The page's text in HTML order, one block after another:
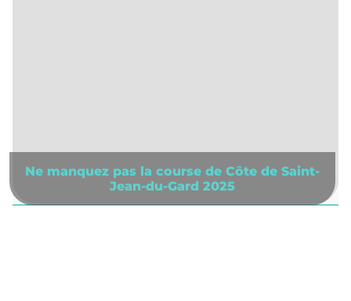
Ne manquez pas la course de Côte de Saint-
Jean-du-Gard 2025